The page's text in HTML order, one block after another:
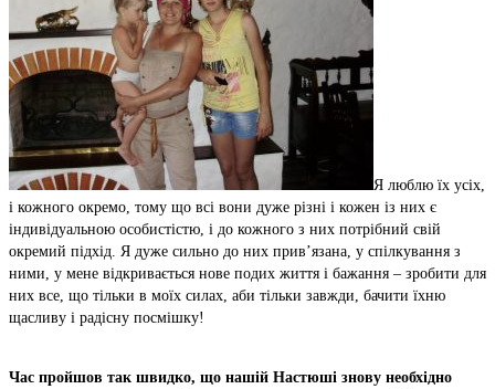
Я люблю їх усіх,
і кожного окремо, тому що всі вони дуже різні і кожен із них є
індивідуальною особистістю, і до кожного з них потрібний свій
окремий підхід. Я дуже сильно до них прив’язана, у спілкування з
ними, у мене відкривається нове подих життя і бажання – зробити для
них все, що тільки в моїх силах, аби тільки завжди, бачити їхню
щасливу і радісну посмішку!
Час пройшов так швидко, що нашій Настюші знову необхідно